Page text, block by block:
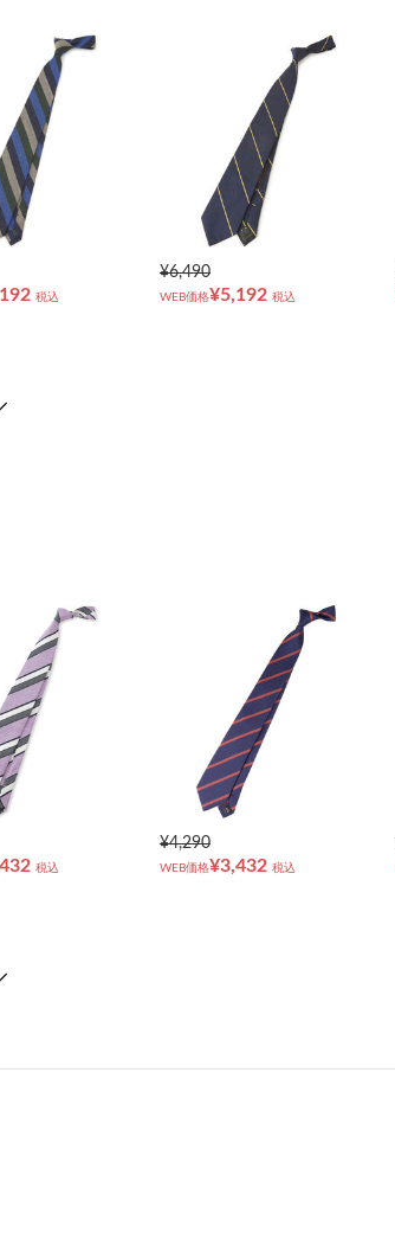
税込
¥6,490
WEB価格¥5,192 税込
税込
¥4,290
WEB価格¥3,432 税込